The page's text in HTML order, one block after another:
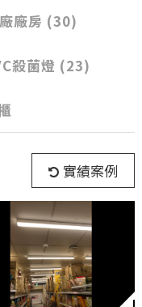
廠房 (30)
殺菌燈 (23)
實績案例